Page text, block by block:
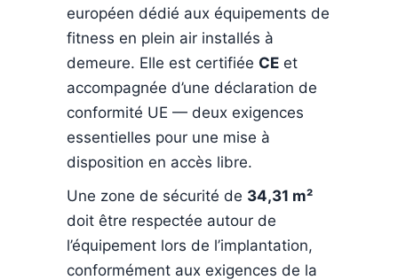
européen dédié aux équipements de
fitness en plein air installés à
demeure. Elle est certifiée CE et
accompagnée d’une déclaration de
conformité UE — deux exigences
essentielles pour une mise à
disposition en accès libre.
Une zone de sécurité de 34,31 m²
doit être respectée autour de
l’équipement lors de l’implantation,
conformément aux exigences de la